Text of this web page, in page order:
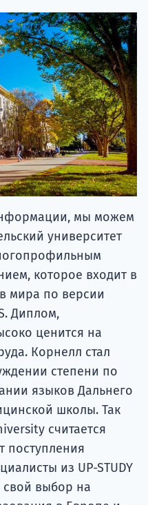
мы можем
университет
которое входит в
мира по версии
Диплом,
ценится на
Корнелл стал
степени по
языков Дальнего
школы. Так
считается
поступления
из UP-STUDY
свой выбор на